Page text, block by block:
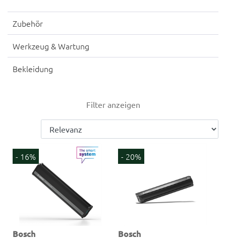
Zubehör
Werkzeug & Wartung
Bekleidung
Filter anzeigen
- 16%
Bosch
- 20%
Bosch